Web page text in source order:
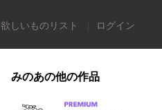
欲しいものリスト ログイン
みのあの他の作品